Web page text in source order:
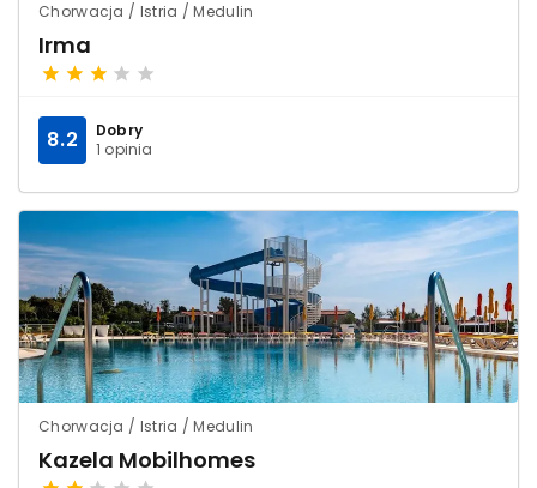
Chorwacja / Istria / Medulin
Irma
Dobry
1 opinia
8.2
Chorwacja / Istria / Medulin
Kazela Mobilhomes